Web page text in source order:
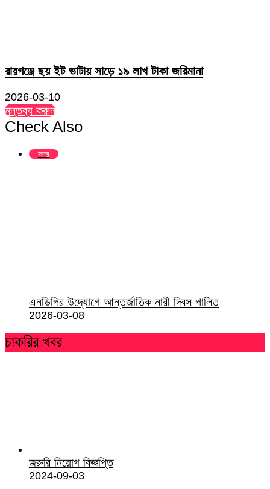
রায়গঞ্জে ছয় ইট ভাটায় সাড়ে ১৯ লাখ টাকা জরিমানা
2026-03-10
মন্তব্য করুন
Check Also
সদর
এনডিপির উদ্যোগে আন্তর্জাতিক নারী দিবস পালিত
2026-03-08
চাকরির খবর
জরুরি নিয়োগ বিজ্ঞপ্তি
2024-09-03